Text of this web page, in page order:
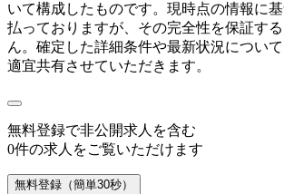
いて構成したものです。現時点の情報に
払っておりますが、その完全性を保証す
ん。確定した詳細条件や最新状況につい
適宜共有させていただきます。
無料登録で非公開求人 を含む
0件の求人をご覧いただけます
無料登録（簡単30秒）